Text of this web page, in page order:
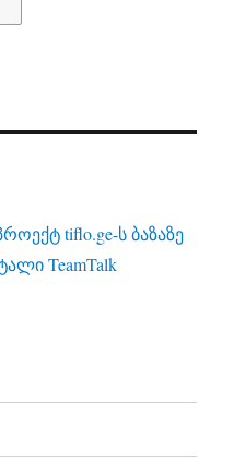
tiflo.ge-ს ბაზაზე
TeamTalk